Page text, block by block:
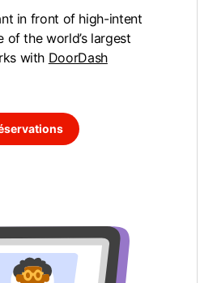
in front of high-intent
of the world’s largest
with DoorDash